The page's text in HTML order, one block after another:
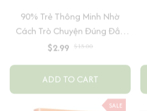
Cách Trò Chuyện Đúng Đắn
Của Cha Mẹ
$15.00
SALE